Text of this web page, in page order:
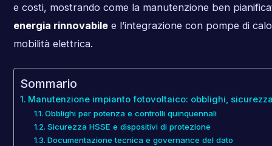
e costi, mostrando come la manutenzione ben
energia rinnovabilee l’integrazione con pompe di
mobilità elettrica.
Sommario
Manutenzione impianto fotovoltaico: obblighi,
Obblighi per potenza e controlli quinquennali
Sicurezza HSSE e dispositivi di protezione
Documentazione tecnica e governance del dato